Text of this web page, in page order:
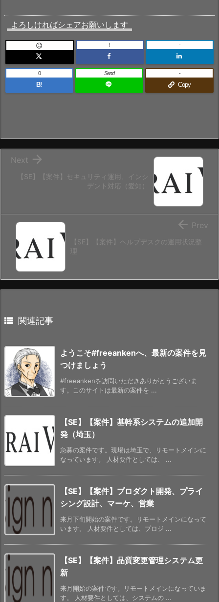
よろしければシェアお願いします
 ! -
B!
0 Send
Copy
-
【SE】【案件】セキュリティ運用、インシ
デント対応（愛知）

Next
【SE】【案件】ヘルプデスクの運用状況整
理
 Prev
 関連記事
ようこそ#freeankenへ、最新の案件を見
つけましょう
#freeankenを訪問いただきありがとうございま
す。このサイトは最新の案件を ...
【SE】【案件】基幹系システムの追加開
発（埼玉）
急募の案件です。現場は埼玉で、リモートメインに
なっています。 人材要件としては、 ...
【SE】【案件】プロダクト開発、プライ
シング設計、マーケ、営業
来月下旬開始の案件です。リモートメインになって
います。 人材要件としては、プロジ ...
【SE】【案件】品質変更管理システム更
新
来月開始の案件です。リモートメインになっていま
す。 人材要件としては、システムの ...